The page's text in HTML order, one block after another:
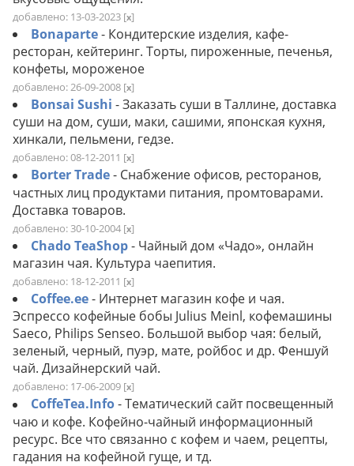
добавлено: 13-03-2023 [x]
Bonaparte- Кондитерские изделия, кафе-
ресторан, кейтеринг. Торты, пироженные, печенья,
конфеты, мороженое
добавлено: 26-09-2008 [x]
Bonsai Sushi - Заказать суши в Таллине, доставка
суши на дом, суши, маки, сашими, японская кухня,
хинкали, пельмени, гедзе.
добавлено: 08-12-2011 [x]
Borter Trade- Снабжение офисов, ресторанов,
частных лиц продуктами питания, промтоварами.
Доставка товаров.
добавлено: 30-10-2004 [x]
Chado TeaShop- Чайный дом «Чадо», онлайн
магазин чая. Культура чаепития.
добавлено: 18-12-2011 [x]
Coffee.ee- Интернет магазин кофе и чая.
Эспрессо кофейные бобы Julius Meinl, кофемашины
Saeco, Philips Senseo. Большой выбор чая: белый,
зеленый, черный, пуэр, мате, ройбос и др. Феншуй
чай. Дизайнерский чай.
добавлено: 17-06-2009 [x]
CoffeTea.Info- Тематический сайт посвещенный
чаю и кофе. Кофейно-чайный информационный
ресурс. Все что связанно с кофем и чаем, рецепты,
гадания на кофейной гуще, и тд.